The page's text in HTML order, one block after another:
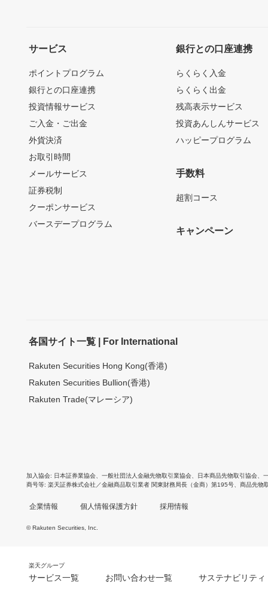
サービス
ポイントプログラム
銀行との口座連携
投資情報サービス
ご入金・ご出金
外貨決済
お取引時間
メールサービス
証券税制
クーポンサービス
バースデープログラム
銀行との口座連携
らくらく入金
らくらく出金
残高表示サービス
投資あんしんサービス
ハッピープログラム
手数料
超割コース
キャンペーン
各国サイト一覧 | For International
Rakuten Securities Hong Kong(香港)
Rakuten Securities Bullion(香港)
Rakuten Trade(マレーシア)
加入協会 日本証券業協会 一般社団法人金融先物取引業協会 日本商品先物取引協会
商号等 楽天証券株式会社／金融商品取引業者 関東財務局長（金商）第195号、商品先物
企業情報 個人情報保護方針 採用情報
© Rakuten Securities, Inc.
楽天グループ
サービス一覧 お問い合わせ一覧 サステナビリティ